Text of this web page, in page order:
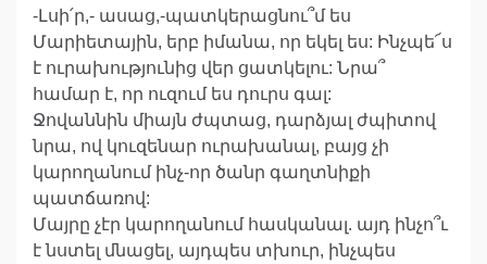
-Լսի՛ր,- ասաց,-պատկերացնու՞մ ես
Մարիետային, երբ իմանա, որ եկել ես: Ինչպե՜ս
է ուրախությունից վեր ցատկելու: Նրա՞
համար է, որ ուզում ես դուրս գալ:
Ջովաննին միայն ժպտաց, դարձյալ ժպիտով
նրա, ով կուզենար ուրախանալ, բայց չի
կարողանում ինչ-որ ծանր գաղտնիքի
պատճառով:
Մայրը չէր կարողանում հասկանալ. այդ ինչո՞ւ
է նստել մնացել, այդպես տխուր, ինչպես